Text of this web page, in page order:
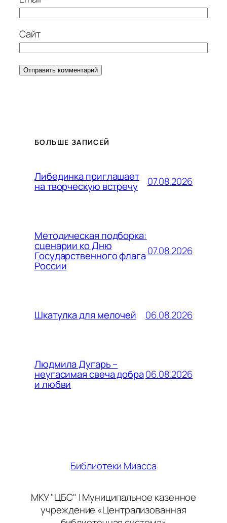
Сайт
БОЛЬШЕ ЗАПИСЕЙ
Либединка приглашает
на творческую встречу 07.08.2026
Методическая подборка:
сценарии ко Дню
Государственного флага
России
07.08.2026
Шкатулка для мелочей 06.08.2026
Людмила Дугарь –
неугасимая свеча добра
и любви
06.08.2026
Библиотеки Миасса
МКУ "ЦБС" | Муниципальное казенное
учреждение «Централизованная